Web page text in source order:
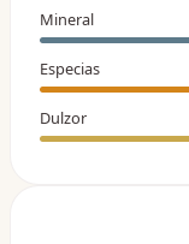
Mineral
Especias
Dulzor